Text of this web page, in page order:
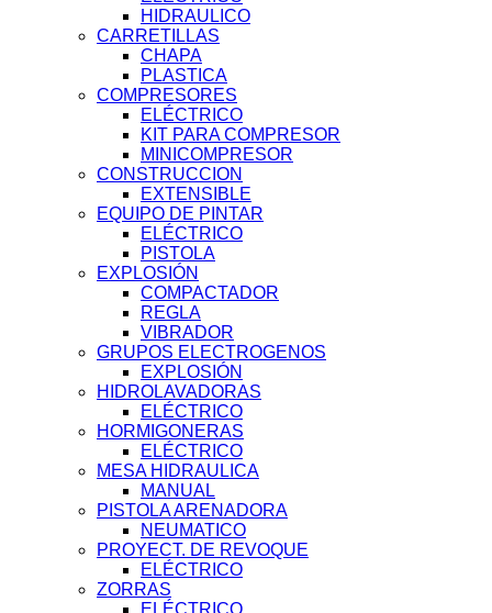
HIDRAULICO
CARRETILLAS
CHAPA
PLASTICA
COMPRESORES
ELÉCTRICO
KIT PARA COMPRESOR
MINICOMPRESOR
CONSTRUCCION
EXTENSIBLE
EQUIPO DE PINTAR
ELÉCTRICO
PISTOLA
EXPLOSIÓN
COMPACTADOR
REGLA
VIBRADOR
GRUPOS ELECTROGENOS
EXPLOSIÓN
HIDROLAVADORAS
ELÉCTRICO
HORMIGONERAS
ELÉCTRICO
MESA HIDRAULICA
MANUAL
PISTOLA ARENADORA
NEUMATICO
PROYECT. DE REVOQUE
ELÉCTRICO
ZORRAS
ELÉCTRICO